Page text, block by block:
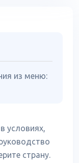
из меню:
условиях,
страну.